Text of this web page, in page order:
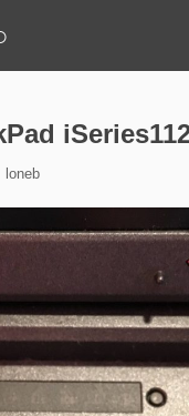
投loneb